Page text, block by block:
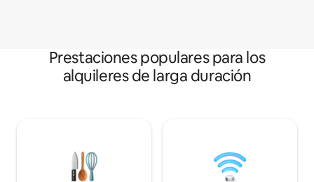
Prestaciones populares para los
alquileres de larga duración